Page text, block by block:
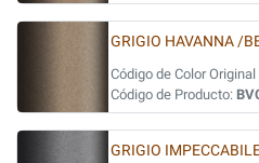
GRIGIO HAVANNA /
Código de Color Original
Código de Producto:
GRIGIO